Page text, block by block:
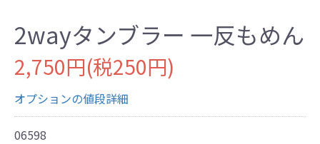
2wayタンブラー 一反もめん
2,750円(税250円)
オプションの値段詳細
06598